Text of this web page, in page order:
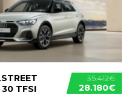
35.412€
28.180€
30 TFSI